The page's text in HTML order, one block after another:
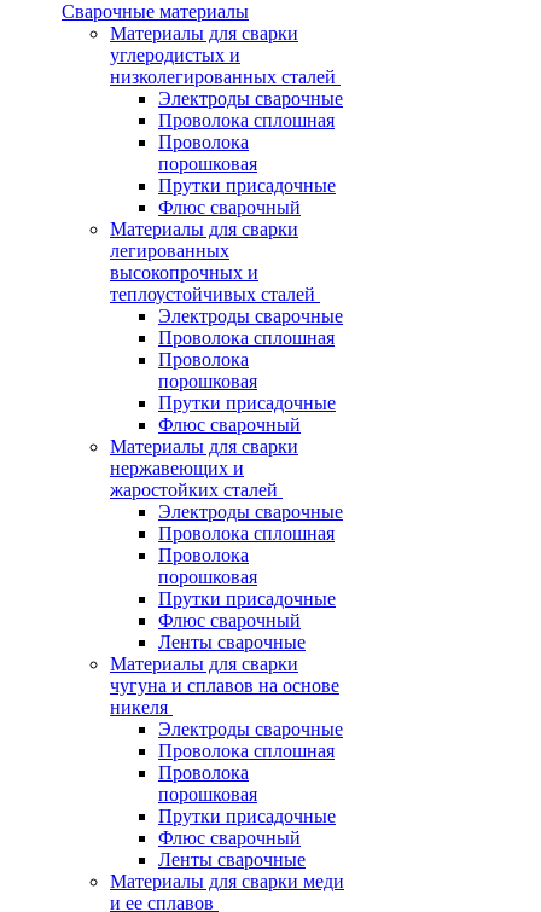
Сварочные материалы
Материалы для сварки
углеродистых и
низколегированных сталей
Электроды сварочные
Проволока сплошная
Проволока
порошковая
Прутки присадочные
Флюс сварочный
Материалы для сварки
легированных
высокопрочных и
теплоустойчивых сталей
Электроды сварочные
Проволока сплошная
Проволока
порошковая
Прутки присадочные
Флюс сварочный
Материалы для сварки
нержавеющих и
жаростойких сталей
Электроды сварочные
Проволока сплошная
Проволока
порошковая
Прутки присадочные
Флюс сварочный
Ленты сварочные
Материалы для сварки
чугуна и сплавов на основе
никеля
Электроды сварочные
Проволока сплошная
Проволока
порошковая
Прутки присадочные
Флюс сварочный
Ленты сварочные
Материалы для сварки меди
и ее сплавов